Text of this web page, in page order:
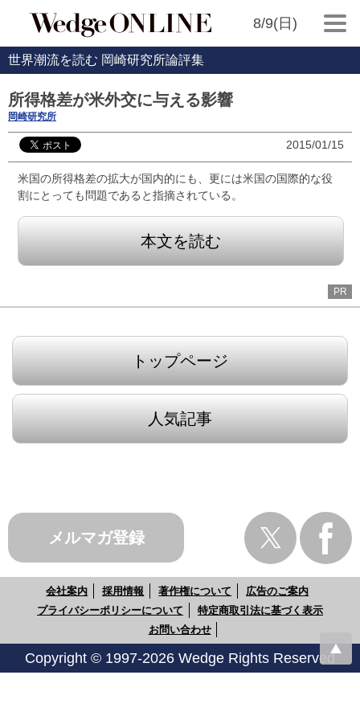
8/9(日)
世界潮流を読む 岡崎研究所論評集
所得格差が米外交に与える影響
岡崎研究所
2015/01/15
米国の所得格差の拡大が国内的にも、更には米国の国際的な役
割にとっても問題であると指摘されている。
本文を読む
PR
トップページ
人気記事
メルマガ登録
会社案内 採用情報 著作権について
広告のご案内
プライバシーポリシーについて
特定商取引法に基づく表示
お問い合わせ
Copyright © 1997-2026 Wedge Rights Reserved